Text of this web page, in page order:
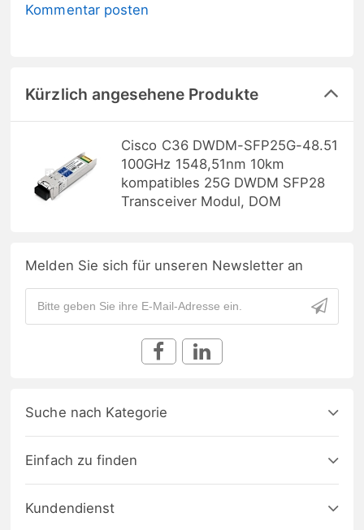
Kommentar posten
Kürzlich angesehene Produkte
Cisco C36 DWDM-SFP25G-48.51
100GHz 1548,51nm 10km
kompatibles 25G DWDM SFP28
Transceiver Modul, DOM
Melden Sie sich für unseren Newsletter an
Suche nach Kategorie
Einfach zu finden
Kundendienst